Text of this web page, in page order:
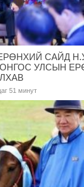
САЙД
УЛСЫН
51 минут